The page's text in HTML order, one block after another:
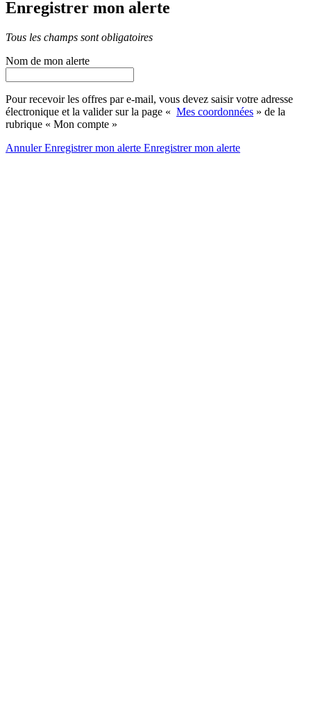
Enregistrer mon alerte
Tous les champs sont obligatoires
Nom de mon alerte
Pour recevoir les offres par e-mail, vous devez saisir votre adresse
électronique et la valider sur la page « Mes coordonnées » de la
rubrique « Mon compte »
AnnulerEnregistrer mon alerte Enregistrermon alerte